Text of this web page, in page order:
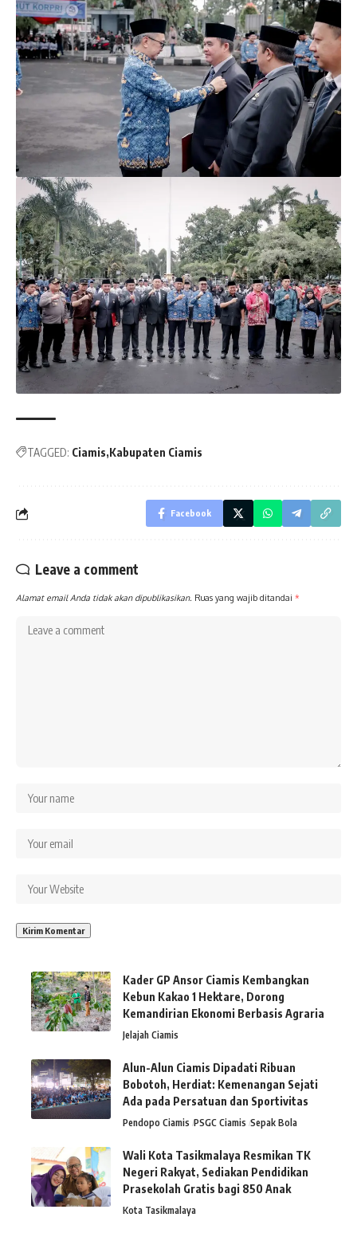
navigation
TAGGED: Ciamis Kabupaten Ciamis
Facebook
Leave a comment
Alamat email Anda tidak akan dipublikasikan. Ruas yang wajib ditandai *
Kader GP Ansor Ciamis Kembangkan
Kebun Kakao 1 Hektare, Dorong
Kemandirian Ekonomi Berbasis Agraria
Jelajah Ciamis
Alun-Alun Ciamis Dipadati Ribuan
Bobotoh, Herdiat: Kemenangan Sejati
Ada pada Persatuan dan Sportivitas
Pendopo Ciamis PSGC Ciamis Sepak Bola
Wali Kota Tasikmalaya Resmikan TK
Negeri Rakyat, Sediakan Pendidikan
Prasekolah Gratis bagi 850 Anak
Kota Tasikmalaya